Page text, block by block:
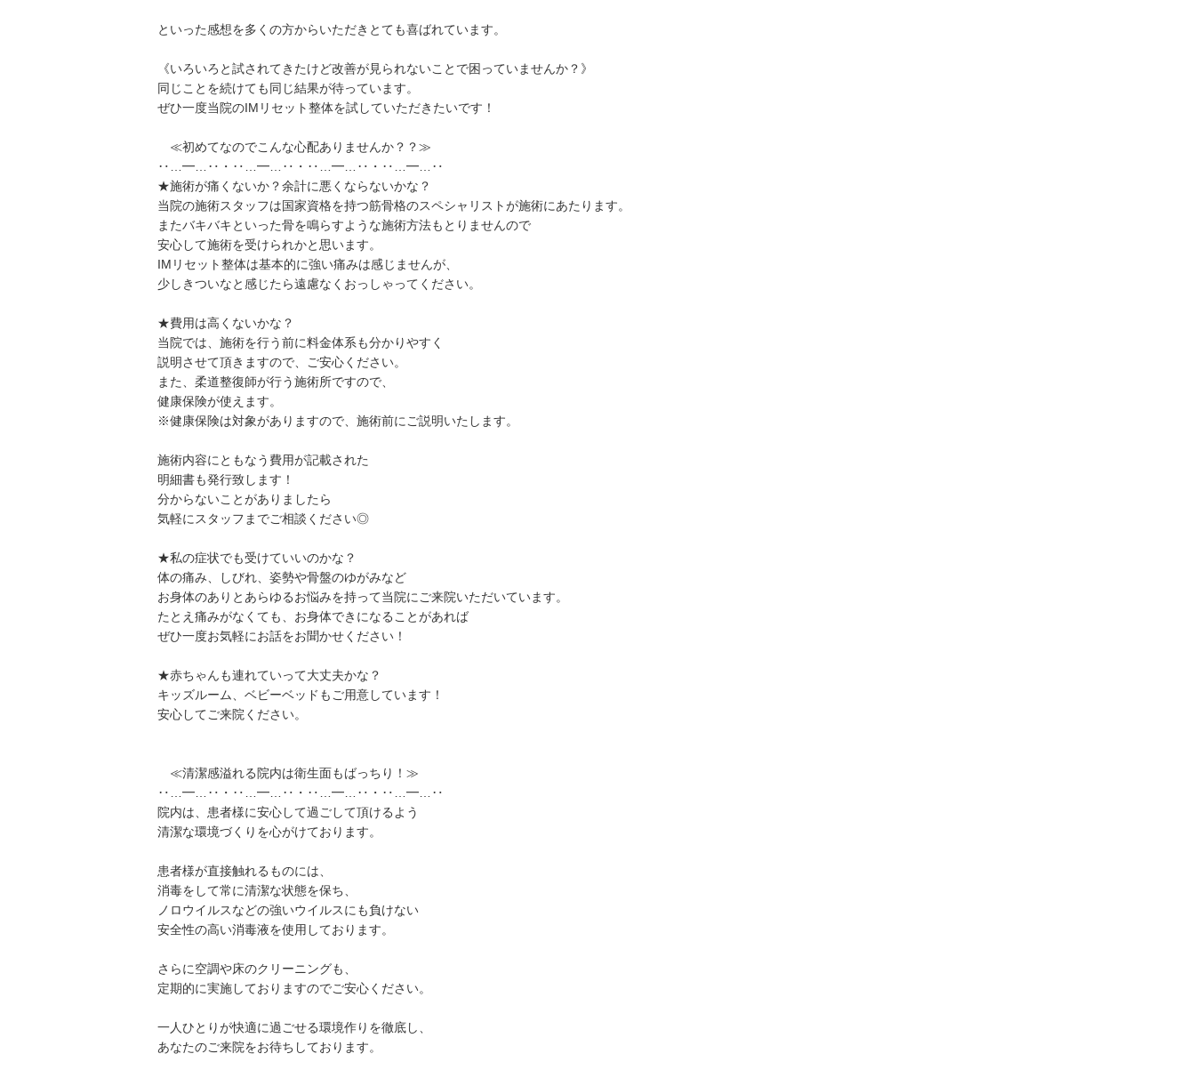
といった感想を多くの方からいただきとても喜ばれています。
《いろいろと試されてきたけど改善が見られないことで困っていませんか？》
同じことを続けても同じ結果が待っています。
ぜひ一度当院のIMリセット整体を試していただきたいです！
≪初めてなのでこんな心配ありませんか？？≫
‥…━…‥・‥…━…‥・‥…━…‥・‥…━…‥
★施術が痛くないか？余計に悪くならないかな？
当院の施術スタッフは国家資格を持つ筋骨格のスペシャリストが施術にあたります。
またバキバキといった骨を鳴らすような施術方法もとりませんので
安心して施術を受けられかと思います。
IMリセット整体は基本的に強い痛みは感じませんが、
少しきついなと感じたら遠慮なくおっしゃってください。
★費用は高くないかな？
当院では、施術を行う前に料金体系も分かりやすく
説明させて頂きますので、ご安心ください。
また、柔道整復師が行う施術所ですので、
健康保険が使えます。
※健康保険は対象がありますので、施術前にご説明いたします。
施術内容にともなう費用が記載された
明細書も発行致します！
分からないことがありましたら
気軽にスタッフまでご相談ください◎
★私の症状でも受けていいのかな？
体の痛み、しびれ、姿勢や骨盤のゆがみなど
お身体のありとあらゆるお悩みを持って当院にご来院いただいています。
たとえ痛みがなくても、お身体できになることがあれば
ぜひ一度お気軽にお話をお聞かせください！
★赤ちゃんも連れていって大丈夫かな？
キッズルーム、ベビーベッドもご用意しています！
安心してご来院ください。
≪清潔感溢れる院内は衛生面もばっちり！≫
‥…━…‥・‥…━…‥・‥…━…‥・‥…━…‥
院内は、患者様に安心して過ごして頂けるよう
清潔な環境づくりを心がけております。
患者様が直接触れるものには、
消毒をして常に清潔な状態を保ち、
ノロウイルスなどの強いウイルスにも負けない
安全性の高い消毒液を使用しております。
さらに空調や床のクリーニングも、
定期的に実施しておりますのでご安心ください。
一人ひとりが快適に過ごせる環境作りを徹底し、
あなたのご来院をお待ちしております。